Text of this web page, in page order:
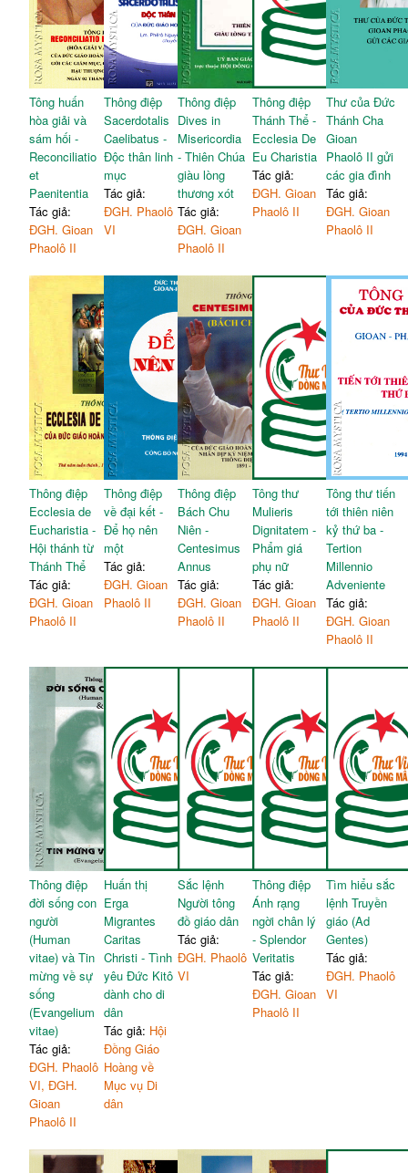
Tông huấn
hòa giải và
sám hối -
Reconciliatio
et
Paenitentia
Tác giả:
ĐGH. Gioan
Phaolô II
Thông điệp
Sacerdotalis
Caelibatus -
Độc thân linh
mục
Tác giả:
ĐGH. Phaolô
VI
Thông điệp
Dives in
Misericordia
- Thiên Chúa
giàu lòng
thương xót
Tác giả:
ĐGH. Gioan
Phaolô II
Thông điệp
Thánh Thể -
Ecclesia De
Eu Charistia
Tác giả:
ĐGH. Gioan
Phaolô II
Thư của Đức
Thánh Cha
Gioan
Phaolô II gửi
các gia đình
Tác giả:
ĐGH. Gioan
Phaolô II
Thông điệp
Ecclesia de
Eucharistia -
Hội thánh từ
Thánh Thể
Tác giả:
ĐGH. Gioan
Phaolô II
Thông điệp
về đại kết -
Để họ nên
một
Tác giả:
ĐGH. Gioan
Phaolô II
Thông điệp
Bách Chu
Niên -
Centesimus
Annus
Tác giả:
ĐGH. Gioan
Phaolô II
Tông thư
Mulieris
Dignitatem -
Phẩm giá
phụ nữ
Tác giả:
ĐGH. Gioan
Phaolô II
Tông thư tiến
tới thiên niên
kỷ thứ ba -
Tertion
Millennio
Adveniente
Tác giả:
ĐGH. Gioan
Phaolô II
Thông điệp
đời sống con
người
(Human
vitae) và Tin
mừng về sự
sống
(Evangelium
vitae)
Tác giả:
ĐGH. Phaolô
VI, ĐGH.
Gioan
Phaolô II
Huấn thị
Erga
Migrantes
Caritas
Christi - Tình
yêu Đức Kitô
dành cho di
dân
Tác giả: Hội
Đồng Giáo
Hoàng về
Mục vụ Di
dân
Sắc lệnh
Người tông
đồ giáo dân
Tác giả:
ĐGH. Phaolô
VI
Thông điệp
Ánh rạng
ngời chân lý
- Splendor
Veritatis
Tác giả:
ĐGH. Gioan
Phaolô II
Tìm hiểu sắc
lệnh Truyền
giáo (Ad
Gentes)
Tác giả:
ĐGH. Phaolô
VI